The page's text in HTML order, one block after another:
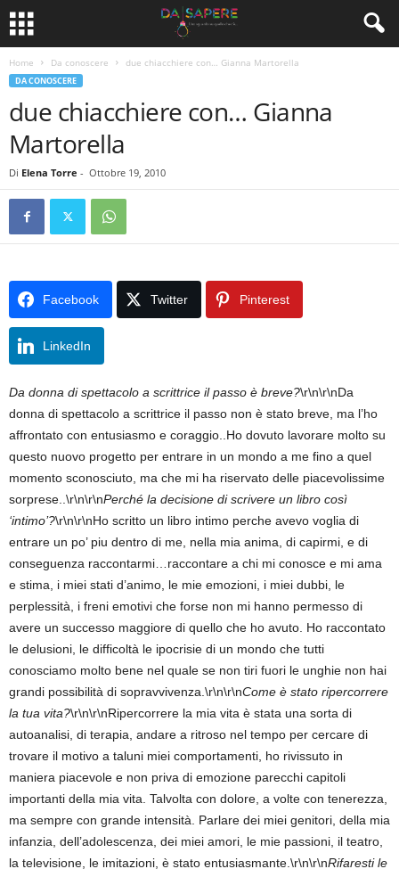
Home Da conoscere due chiacchiere con… Gianna Martorella
DA CONOSCERE
due chiacchiere con… Gianna
Martorella
Di Elena Torre - Ottobre 19, 2010
Facebook Twitter Pinterest
LinkedIn
Da donna di spettacolo a scrittrice il passo è breve?\r\n\r\nDa
donna di spettacolo a scrittrice il passo non è stato breve, ma l’ho
affrontato con entusiasmo e coraggio..Ho dovuto lavorare molto su
questo nuovo progetto per entrare in un mondo a me fino a quel
momento sconosciuto, ma che mi ha riservato delle piacevolissime
sorprese..\r\n\r\nPerché la decisione di scrivere un libro così
‘intimo’?\r\n\r\nHo scritto un libro intimo perche avevo voglia di
entrare un po’ piu dentro di me, nella mia anima, di capirmi, e di
conseguenza raccontarmi…raccontare a chi mi conosce e mi ama
e stima, i miei stati d’animo, le mie emozioni, i miei dubbi, le
perplessità, i freni emotivi che forse non mi hanno permesso di
avere un successo maggiore di quello che ho avuto. Ho raccontato
le delusioni, le difficoltà le ipocrisie di un mondo che tutti
conosciamo molto bene nel quale se non tiri fuori le unghie non hai
grandi possibilità di sopravvivenza.\r\n\r\nCome è stato ripercorrere
la tua vita?\r\n\r\nRipercorrere la mia vita è stata una sorta di
autoanalisi, di terapia, andare a ritroso nel tempo per cercare di
trovare il motivo a taluni miei comportamenti, ho rivissuto in
maniera piacevole e non priva di emozione parecchi capitoli
importanti della mia vita. Talvolta con dolore, a volte con tenerezza,
ma sempre con grande intensità. Parlare dei miei genitori, della mia
infanzia, dell’adolescenza, dei miei amori, le mie passioni, il teatro,
la televisione, le imitazioni, è stato entusiasmante.\r\n\r\nRifaresti le